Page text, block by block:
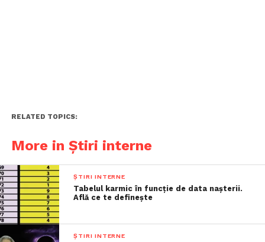
RELATED TOPICS:
More in Știri interne
ȘTIRI INTERNE
Tabelul karmic în funcție de data nașterii.
Află ce te definește
ȘTIRI INTERNE